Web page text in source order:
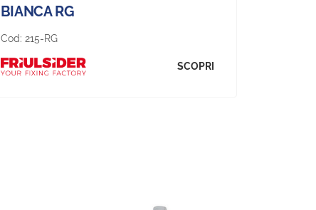
BIANCA RG
Cod: 215-RG
SCOPRI